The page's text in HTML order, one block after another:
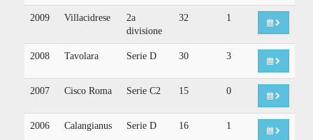
2009 Villacidrese
2a
divisione
32 1
2008 Tavolara Serie D 30 3
2007 Cisco Roma Serie C2 15 0
2006 Calangianus Serie D 16 1